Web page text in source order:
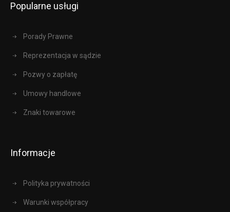
Popularne usługi
Porady Prawne
Reprezentacja w sądzie
Pozwy o zapłatę
Umowy handlowe
Znaki towarowe
Informacje
Polityka prywatności
Warunki współpracy